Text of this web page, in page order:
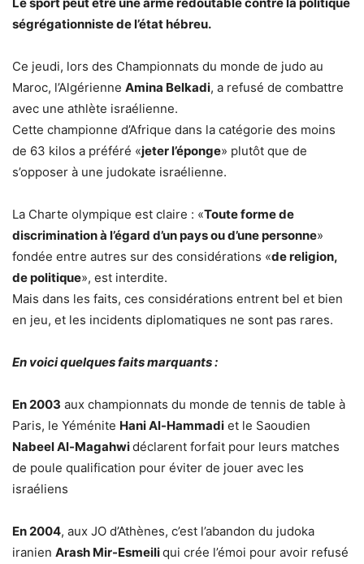
Le sport peut être une arme redoutable contre la politique
ségrégationniste de l’état hébreu.
Ce jeudi, lors des Championnats du monde de judo au
Maroc, l’Algérienne Amina Belkadi, a refusé de combattre
avec une athlète israélienne.
Cette championne d’Afrique dans la catégorie des moins
de 63 kilos a préféré «jeter l’éponge» plutôt que de
s’opposer à une judokate israélienne.
La Charte olympique est claire : «Toute forme de
discrimination à l’égard d’un pays ou d’une personne»
fondée entre autres sur des considérations «de religion,
de politique», est interdite.
Mais dans les faits, ces considérations entrent bel et bien
en jeu, et les incidents diplomatiques ne sont pas rares.
En voici quelques faits marquants :
En 2003 aux championnats du monde de tennis de table à
Paris, le Yéménite Hani Al-Hammadi et le Saoudien
Nabeel Al-Magahwidéclarent forfait pour leurs matches
de poule qualification pour éviter de jouer avec les
israéliens
En 2004, aux JO d’Athènes, c’est l’abandon du judoka
iranien Arash Mir-Esmeiliqui crée l’émoi pour avoir refusé